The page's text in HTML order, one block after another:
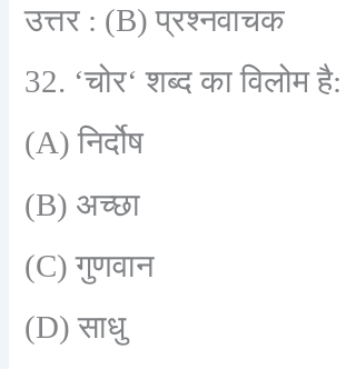
उत्तर : (B)प्रश्नवाचक
32. ‘चोर‘शब्द का विलोम है:
(A)निर्दोष
(B) अच्छा
(C)गुणवान
(D)साधु